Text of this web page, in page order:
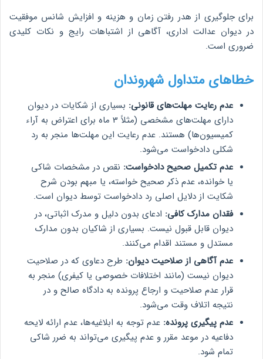
برای جلوگیری از هدر رفتن زمان و هزینه و افزایش شانس موفقیت
در دیوان عدالت اداری، آگاهی از اشتباهات رایج و نکات کلیدی
ضروری است.
خطاهای متداول شهروندان
عدم رعایت مهلت‌های قانونی: بسیاری از شکایات در دیوان
دارای مهلت‌های مشخصی (مثلاً 3 ماه برای اعتراض به آراء
کمیسیون‌ها) هستند. عدم رعایت این مهلت‌ها منجر به رد
شکلی دادخواست می‌شود.
عدم تکمیل صحیح دادخواست: نقص در مشخصات شاکی
یا خوانده، عدم ذکر صحیح خواسته، یا مبهم بودن شرح
شکایت از دلایل اصلی رد دادخواست توسط دیوان است.
فقدان مدارک کافی: ادعای بدون دلیل و مدرک اثباتی، در
دیوان قابل قبول نیست. بسیاری از شاکیان بدون مدارک
مستدل و مستند اقدام می‌کنند.
عدم آگاهی از صلاحیت دیوان: طرح دعاوی که در صلاحیت
دیوان نیست (مانند اختلافات خصوصی یا کیفری) منجر به
قرار عدم صلاحیت و ارجاع پرونده به دادگاه صالح و در
نتیجه اتلاف وقت می‌شود.
عدم پیگیری پرونده: عدم توجه به ابلاغیه‌ها، عدم ارائه لایحه
دفاعیه در موعد مقرر و عدم پیگیری می‌تواند به ضرر شاکی
تمام شود.